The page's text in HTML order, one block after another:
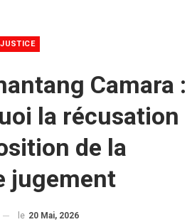
JUSTICE
Camara :
la récusation
de la
jugement
le 20 Mai, 2026